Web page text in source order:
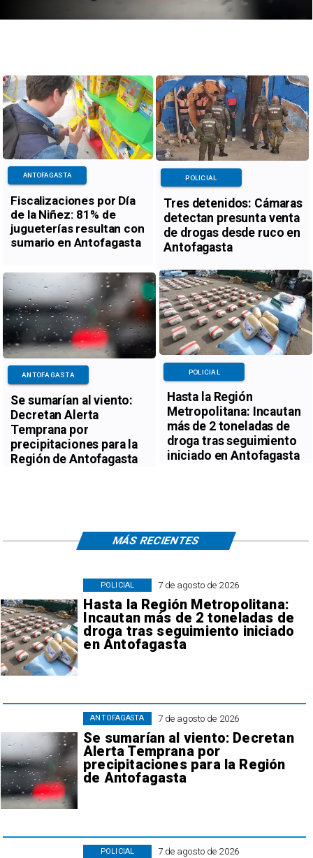
Fiscalizaciones por Día
de la Niñez: 81% de
jugueterías resultan con
sumario en Antofagasta
ANTOFAGASTA
Tres detenidos: Cámaras
detectan presunta venta
de drogas desde ruco en
Antofagasta
POLICIAL
Se sumarían al viento:
Decretan Alerta
Temprana por
precipitaciones para la
Región de Antofagasta
ANTOFAGASTA
Hasta la Región
Metropolitana: Incautan
más de 2 toneladas de
droga tras seguimiento
iniciado en Antofagasta
POLICIAL
7 de agosto de 2026
Hasta la Región Metropolitana:
Incautan más de 2 toneladas de
droga tras seguimiento iniciado
en Antofagasta
POLICIAL
7 de agosto de 2026
Se sumarían al viento: Decretan
Alerta Temprana por
precipitaciones para la Región
de Antofagasta
ANTOFAGASTA
7 de agosto de 2026
POLICIAL
MÁS RECIENTES